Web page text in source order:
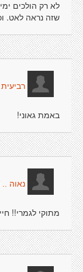
לא רק הולכים
שזה נראה לאט.
באמת גאוני!
נאוה ..
מתוקי לגמרי!!